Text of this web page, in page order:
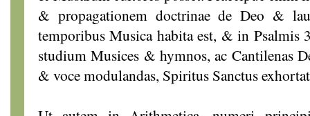
& propagationem doctrinae de Deo &
temporibus Musica habita est, & in Psalmis
studium Musices & hymnos, ac Cantilenas
& voce modulandas, Spiritus Sanctus